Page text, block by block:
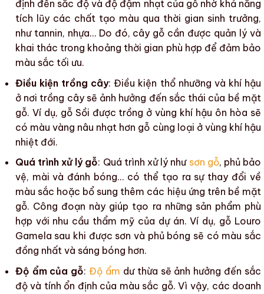
định đến sắc độ và độ đậm nhạt của gỗ nhờ khả năng
tích lũy các chất tạo màu qua thời gian sinh trưởng,
như tannin, nhựa… Do đó, cây gỗ cần được quản lý và
khai thác trong khoảng thời gian phù hợp để đảm bảo
màu sắc tối ưu.
Điều kiện trồng cây: Điều kiện thổ nhưỡng và khí hậu
ở nơi trồng cây sẽ ảnh hưởng đến sắc thái của bề mặt
gỗ. Ví dụ, gỗ Sồi được trồng ở vùng khí hậu ôn hòa sẽ
có màu vàng nâu nhạt hơn gỗ cùng loại ở vùng khí hậu
nhiệt đới.
Quá trình xử lý gỗ: Quá trình xử lý như sơn gỗ, phủ bảo
vệ, mài và đánh bóng… có thể tạo ra sự thay đổi về
màu sắc hoặc bổ sung thêm các hiệu ứng trên bề mặt
gỗ. Công đoạn này giúp tạo ra những sản phẩm phù
hợp với nhu cầu thẩm mỹ của dự án. Ví dụ, gỗ Louro
Gamela sau khi được sơn và phủ bóng sẽ có màu sắc
đồng nhất và sáng bóng hơn.
Độ ẩm của gỗ:Độ ẩm dư thừa sẽ ảnh hưởng đến sắc
độ và tính ổn định của màu sắc gỗ. Vì vậy, các doanh